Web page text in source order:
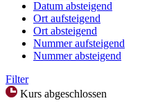
Datum absteigend
Ort aufsteigend
Ort absteigend
Nummer aufsteigend
Nummer absteigend
Filter
Kurs abgeschlossen